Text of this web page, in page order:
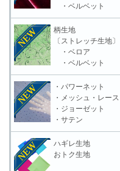
・ベルベット
柄生地
〔ストレッチ生地〕
・ベロア
・ベルベット
・パワーネット
・メッシュ・レース
・ジョーゼット
・サテン
ハギレ生地
おトク生地